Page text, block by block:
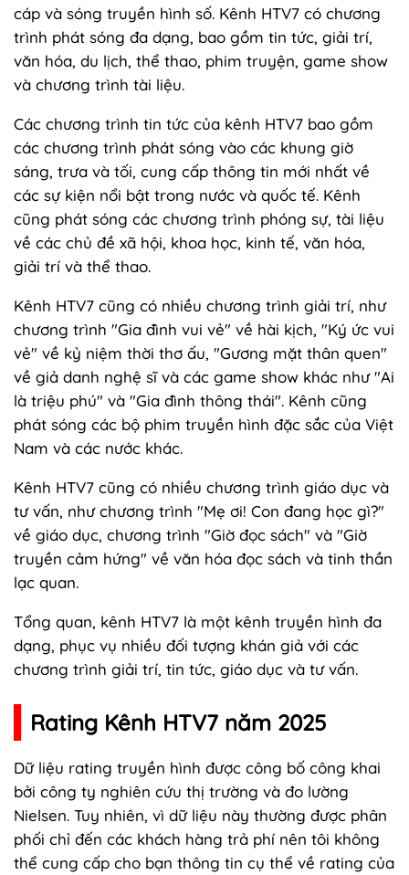
cáp và sóng truyền hình số. Kênh HTV7 có chương
trình phát sóng đa dạng, bao gồm tin tức, giải trí,
văn hóa, du lịch, thể thao, phim truyện, game show
và chương trình tài liệu.
Các chương trình tin tức của kênh HTV7 bao gồm
các chương trình phát sóng vào các khung giờ
sáng, trưa và tối, cung cấp thông tin mới nhất về
các sự kiện nổi bật trong nước và quốc tế. Kênh
cũng phát sóng các chương trình phóng sự, tài liệu
về các chủ đề xã hội, khoa học, kinh tế, văn hóa,
giải trí và thể thao.
Kênh HTV7 cũng có nhiều chương trình giải trí, như
chương trình "Gia đình vui vẻ" về hài kịch, "Ký ức vui
vẻ" về kỷ niệm thời thơ ấu, "Gương mặt thân quen"
về giả danh nghệ sĩ và các game show khác như "Ai
là triệu phú" và "Gia đình thông thái". Kênh cũng
phát sóng các bộ phim truyền hình đặc sắc của Việt
Nam và các nước khác.
Kênh HTV7 cũng có nhiều chương trình giáo dục và
tư vấn, như chương trình "Mẹ ơi! Con đang học gì?"
về giáo dục, chương trình "Giờ đọc sách" và "Giờ
truyền cảm hứng" về văn hóa đọc sách và tinh thần
lạc quan.
Tổng quan, kênh HTV7 là một kênh truyền hình đa
dạng, phục vụ nhiều đối tượng khán giả với các
chương trình giải trí, tin tức, giáo dục và tư vấn.
Rating Kênh HTV7 năm 2025
Dữ liệu rating truyền hình được công bố công khai
bởi công ty nghiên cứu thị trường và đo lường
Nielsen. Tuy nhiên, vì dữ liệu này thường được phân
phối chỉ đến các khách hàng trả phí nên tôi không
thể cung cấp cho bạn thông tin cụ thể về rating của